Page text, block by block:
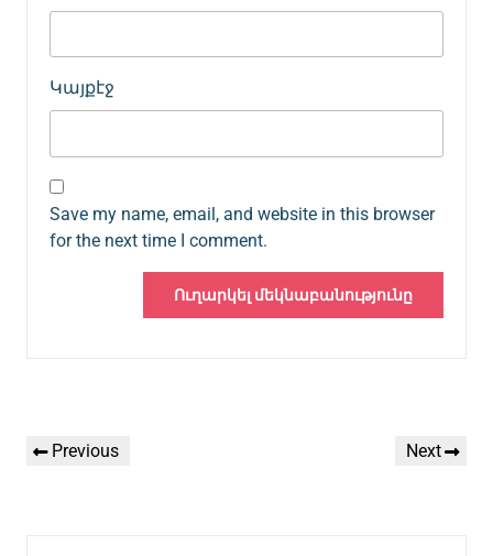
Կայքէջ
Save my name, email, and website in this browser
for the next time I comment.
նավարկումը
Previous
Previous
Next
Next